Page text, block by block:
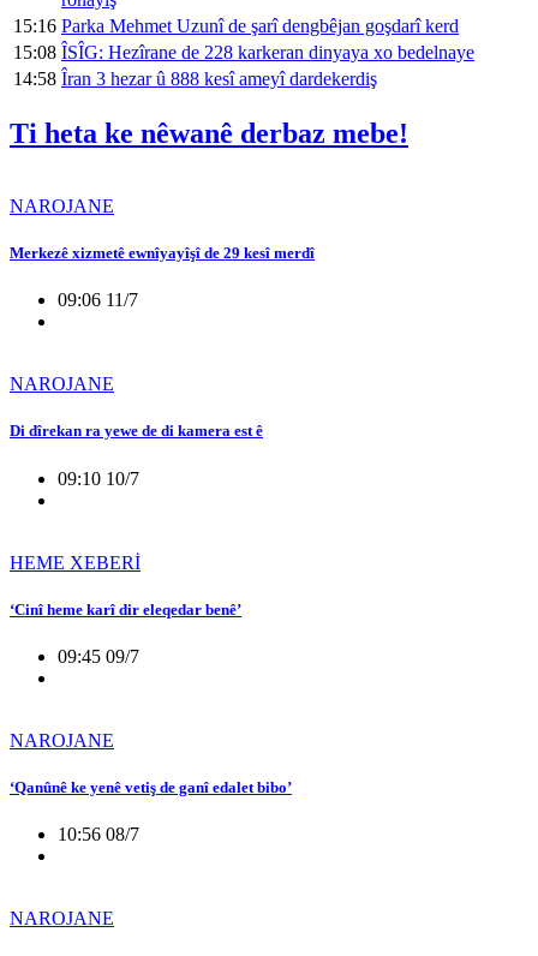
15:16 Parka Mehmet Uzunî de şarî dengbêjan goşdarî kerd
15:08 ÎSÎG: Hezîrane de 228 karkeran dinyaya xo bedelnaye
14:58 Îran 3 hezar û 888 kesî ameyî dardekerdiş
Ti heta ke nêwanê derbaz mebe!
NAROJANE
Merkezê xizmetê ewnîyayîşî de 29 kesî merdî
09:06 11/7
NAROJANE
Di dîrekan ra yewe de di kamera est ê
09:10 10/7
HEME XEBERİ
‘Cinî heme karî dir eleqedar benê’
09:45 09/7
NAROJANE
‘Qanûnê ke yenê vetiş de ganî edalet bibo’
10:56 08/7
NAROJANE